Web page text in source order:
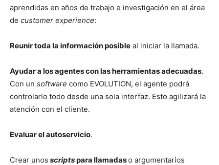
aprendidas en años de trabajo e investigación en el área
de customer experience:
Reunir toda la información posible al iniciar la llamada.
Ayudar a los agentes con las herramientas adecuadas.
Con un software como EVOLUTION, el agente podrá
controlarlo todo desde una sola interfaz. Esto agilizará la
atención con el cliente.
Evaluar el autoservicio.
Crear unos scriptspara llamadaso argumentarios